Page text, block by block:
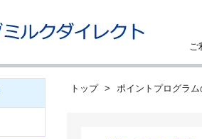
ご
トップ ポイントプログラ